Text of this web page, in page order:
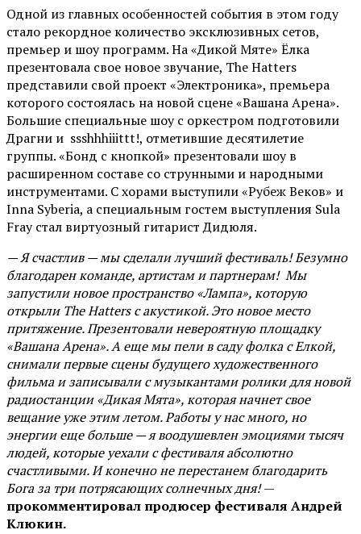
Одной из главных особенностей события в этом году
стало рекордное количество эксклюзивных сетов,
премьер и шоу программ. На «Дикой Мяте» Ёлка
презентовала свое новое звучание, The Hatters
представили свой проект «Электроника», премьера
которого состоялась на новой сцене «Вашана Арена».
Большие специальные шоу с оркестром подготовили
Драгни и ssshhhiiittt!, отметившие десятилетие
группы. «Бонд с кнопкой» презентовали шоу в
расширенном составе со струнными и народными
инструментами. С хорами выступили «Рубеж Веков» и
Inna Syberia, а специальным гостем выступления Sula
Fray стал виртуозный гитарист Дидюля.
— Я счастлив — мы сделали лучший фестиваль! Безумно
благодарен команде, артистам и партнерам! Мы
запустили новое пространство «Лампа», которую
открыли The Hatters с акустикой. Это новое место
притяжение. Презентовали невероятную площадку
«Вашана Арена». А еще мы пели в саду фолка с Елкой,
снимали первые сцены будущего художественного
фильма и записывали с музыкантами ролики для новой
радиостанции «Дикая Мята», которая начнет свое
вещание уже этим летом. Работы у нас много, но
энергии еще больше — я воодушевлен эмоциями тысяч
людей, которые уехали с фестиваля абсолютно
счастливыми. И конечно не перестанем благодарить
Бога за три потрясающих солнечных дня!—
прокомментировал продюсер фестиваля Андрей
Клюкин.